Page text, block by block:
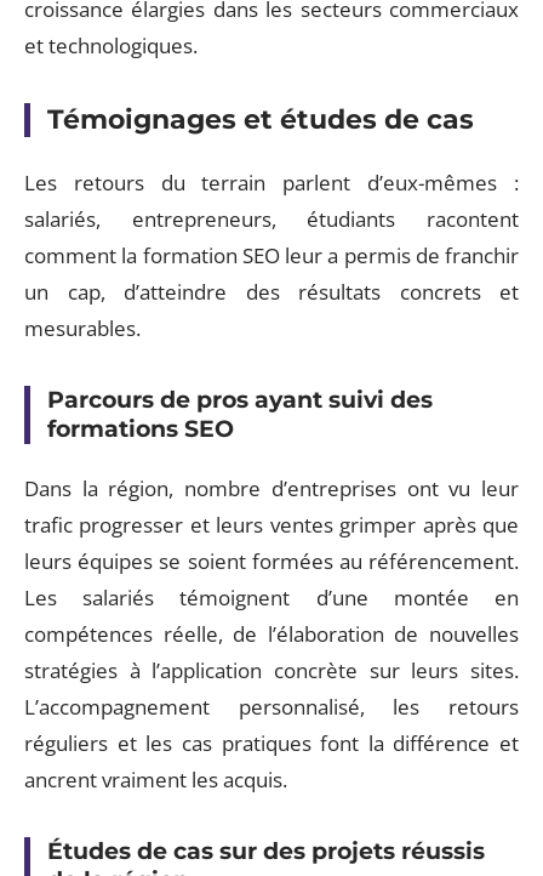
croissance élargies dans les secteurs commerciaux
et technologiques.
Témoignages et études de cas
Les retours du terrain parlent d’eux-mêmes :
salariés, entrepreneurs, étudiants racontent
comment la formation SEO leur a permis de franchir
un cap, d’atteindre des résultats concrets et
mesurables.
Parcours de pros ayant suivi des
formations SEO
Dans la région, nombre d’entreprises ont vu leur
trafic progresser et leurs ventes grimper après que
leurs équipes se soient formées au référencement.
Les salariés témoignent d’une montée en
compétences réelle, de l’élaboration de nouvelles
stratégies à l’application concrète sur leurs sites.
L’accompagnement personnalisé, les retours
réguliers et les cas pratiques font la différence et
ancrent vraiment les acquis.
Études de cas sur des projets réussis